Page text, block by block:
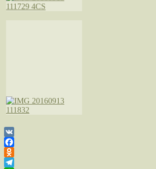
VK
Facebook
Odnoklassniki